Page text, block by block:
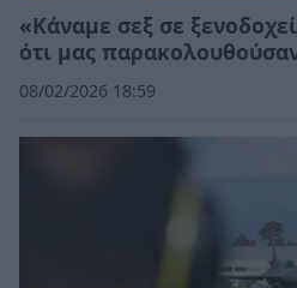
«Κάναμε σεξ σε
ότι μας
08/02/2026 18:59